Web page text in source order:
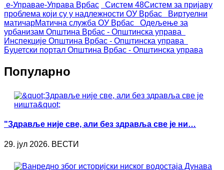
е-Управае-Управа Врбас Систем 48Систем за пријаву
проблема који су у надлежности ОУ Врбас
Виртуелни
матичарМатична служба ОУ Врбас
Одељење за
урбанизам Општина Врбас - Општинска управа
Инспекције Општина Врбас - Општинска управа
Буџетски портал Општина Врбас - Општинска управа
Популарно
"Здравље није све, али без здравља све је ни…
29. јул 2026. ВЕСТИ